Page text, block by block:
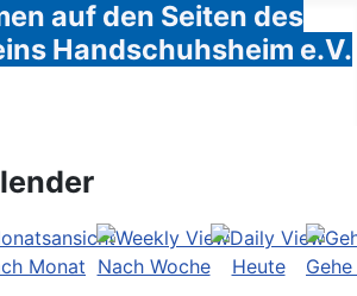
auf den Seiten des
Handschuhsheim e.V.
Monat Nach Woche Heute